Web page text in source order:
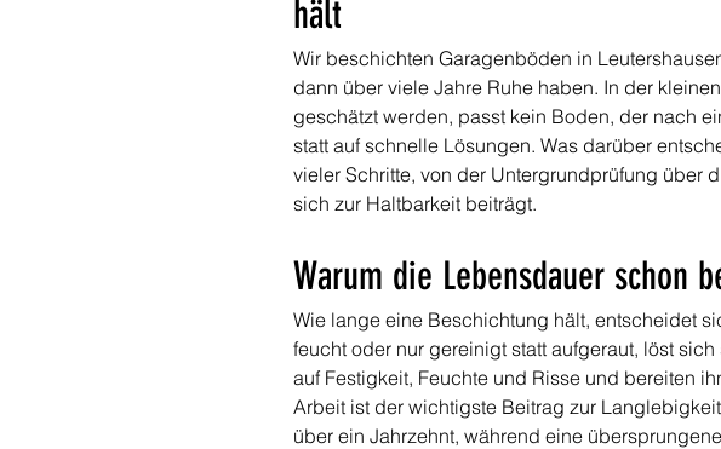
hält
Wir beschichten Garagenböden in
dann über viele Jahre Ruhe haben. In der
geschätzt werden, passt kein Boden, der nach
statt auf schnelle Lösungen. Was darüber
vieler Schritte, von der Untergrundprüfung über
sich zur Haltbarkeit beiträgt.
Warum die Lebensdauer schon
Wie lange eine Beschichtung hält, entscheidet
feucht oder nur gereinigt statt aufgeraut, löst
auf Festigkeit, Feuchte und Risse und bereiten
Arbeit ist der wichtigste Beitrag zur
über ein Jahrzehnt, während eine